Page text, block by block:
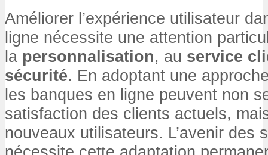
Améliorer l’expérience utilisateur
ligne nécessite une attention
la personnalisation, au service
sécurité. En adoptant une
les banques en ligne peuvent non
satisfaction des clients actuels,
nouveaux utilisateurs. L’avenir des